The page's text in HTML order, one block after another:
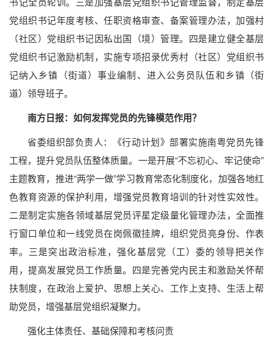
党组织书记年度考核、任职资格审查、备案管理办法，加强村
（社区）党组织书记因私出国（境）管理。四是建立健全基层
党组织书记激励机制，实施专项招录优秀村（社区）党组织书
记纳入乡镇（街道）事业编制、进入公务员队伍和乡镇（街
道）领导班子。
南方日报：如何发挥党员的先锋模范作用？
省委组织部负责人：《行动计划》部署实施南粤党员先锋
工程，提升党员队伍整体质量。一是开展“不忘初心、牢记使命”
主题教育，推进“两学一做”学习教育常态化制度化，加强各地红
色教育资源的保护利用，增强党员教育培训的针对性实效性。
二是制定实施各领域基层党员评星定级量化管理办法，全面推
行窗口单位和一线党员在岗佩徽挂牌，组织党员亮身份、作表
率。三是突出政治标准，强化基层党（工）委的领导把关作
用，提高发展党员工作质量。四是完善党内民主和激励关怀帮
扶制度，在政治上爱护、思想上关心、工作上支持、生活上帮
助党员，增强基层党组织凝聚力。
强化主体责任、基础保障和考核问责